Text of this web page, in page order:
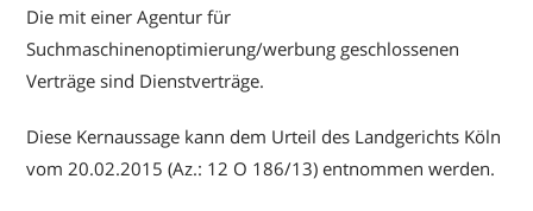
Die mit einer Agentur für
Suchmaschinenoptimierung/werbung geschlossenen
Verträge sind Dienstverträge.
Diese Kernaussage kann dem Urteil des Landgerichts Köln
vom 20.02.2015 (Az.: 12 O 186/13) entnommen werden.